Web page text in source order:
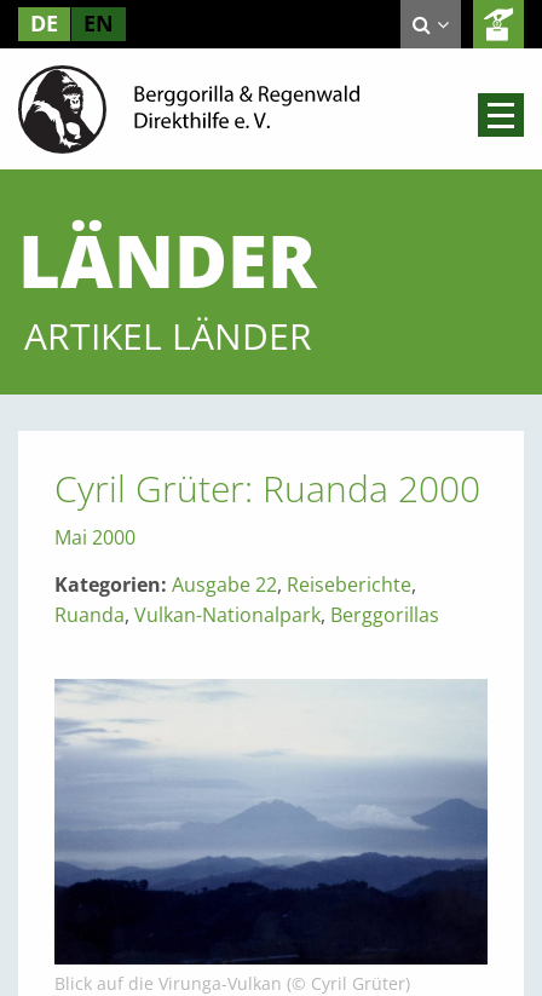
DE EN
LÄNDER
ARTIKEL LÄNDER
Cyril Grüter: Ruanda 2000
Mai 2000
Kategorien: Ausgabe 22, Reiseberichte,
Ruanda, Vulkan-Nationalpark, Berggorillas
Blick auf die Virunga-Vulkan (© Cyril Grüter)